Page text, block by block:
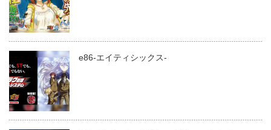
e86-エイティシックス-